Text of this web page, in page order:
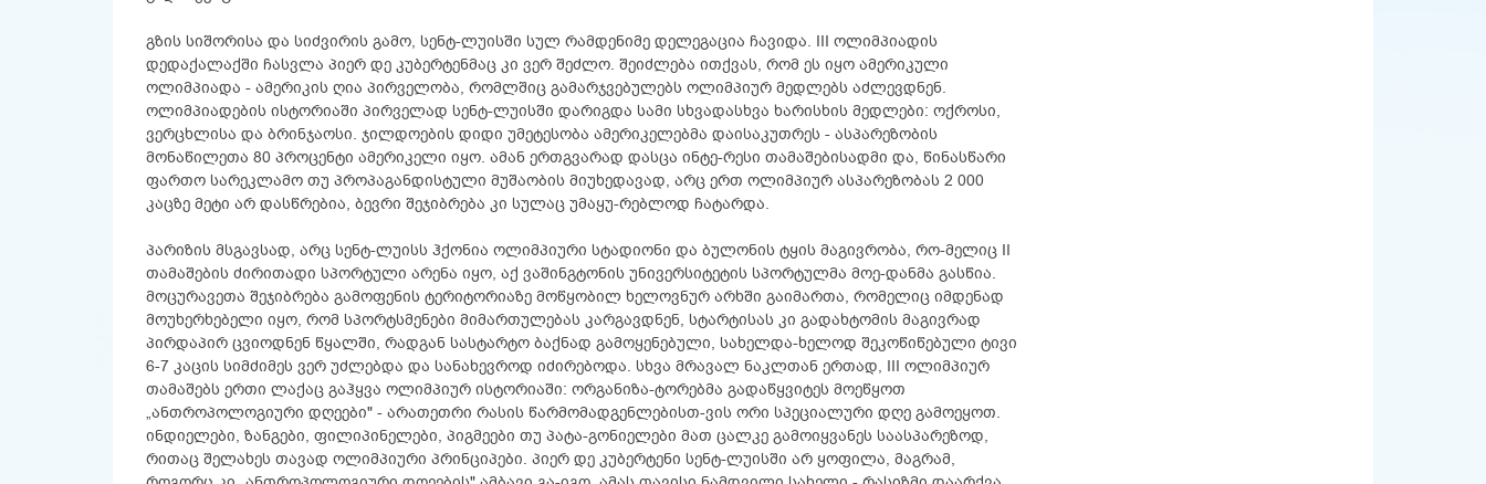
გზის სიშორისა და სიძვირის გამო, სენტ-ლუისში სულ რამდენიმე დელეგაცია ჩავიდა. III ოლიმპიადის
დედაქალაქში ჩასვლა პიერ დე კუბერტენმაც კი ვერ შეძლო. შეიძლება ითქვას, რომ ეს იყო ამერიკული
ოლიმპიადა - ამერიკის ღია პირველობა, რომლშიც გამარჯვებულებს ოლიმპიურ მედლებს აძლევდნენ.
ოლიმპიადების ისტორიაში პირველად სენტ-ლუისში დარიგდა სამი სხვადასხვა ხარისხის მედლები: ოქროსი,
ვერცხლისა და ბრინჯაოსი. ჯილდოების დიდი უმეტესობა ამერიკელებმა დაისაკუთრეს - ასპარეზობის
მონაწილეთა 80 პროცენტი ამერიკელი იყო. ამან ერთგვარად დასცა ინტე-რესი თამაშებისადმი და, წინასწარი
ფართო სარეკლამო თუ პროპაგანდისტული მუშაობის მიუხედავად, არც ერთ ოლიმპიურ ასპარეზობას 2 000
კაცზე მეტი არ დასწრებია, ბევრი შეჯიბრება კი სულაც უმაყუ-რებლოდ ჩატარდა.
პარიზის მსგავსად, არც სენტ-ლუისს ჰქონია ოლიმპიური სტადიონი და ბულონის ტყის მაგივრობა, რო-მელიც II
თამაშების ძირითადი სპორტული არენა იყო, აქ ვაშინგტონის უნივერსიტეტის სპორტულმა მოე-დანმა გასწია.
მოცურავეთა შეჯიბრება გამოფენის ტერიტორიაზე მოწყობილ ხელოვნურ არხში გაიმართა, რომელიც იმდენად
მოუხერხებელი იყო, რომ სპორტსმენები მიმართულებას კარგავდნენ, სტარტისას კი გადახტომის მაგივრად
პირდაპირ ცვიოდნენ წყალში, რადგან სასტარტო ბაქნად გამოყენებული, სახელდა-ხელოდ შეკოწიწებული ტივი
6-7 კაცის სიმძიმეს ვერ უძლებდა და სანახევროდ იძირებოდა. სხვა მრავალ ნაკლთან ერთად, III ოლიმპიურ
თამაშებს ერთი ლაქაც გაჰყვა ოლიმპიურ ისტორიაში: ორგანიზა-ტორებმა გადაწყვიტეს მოეწყოთ
„ანთროპოლოგიური დღეები" - არათეთრი რასის წარმომადგენლებისთ-ვის ორი სპეციალური დღე გამოეყოთ.
ინდიელები, ზანგები, ფილიპინელები, პიგმეები თუ პატა-გონიელები მათ ცალკე გამოიყვანეს საასპარეზოდ,
რითაც შელახეს თავად ოლიმპიური პრინციპები. პიერ დე კუბერტენი სენტ-ლუისში არ ყოფილა, მაგრამ,